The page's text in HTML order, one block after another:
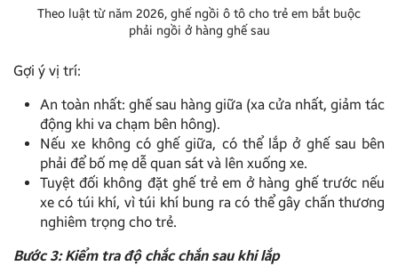
Theo luật từ năm 2026, ghế ngồi ô tô cho trẻ em bắt buộc
phải ngồi ở hàng ghế sau
Gợi ý vị trí:
An toàn nhất: ghế sau hàng giữa (xa cửa nhất, giảm tác
động khi va chạm bên hông).
Nếu xe không có ghế giữa, có thể lắp ở ghế sau bên
phải để bố mẹ dễ quan sát và lên xuống xe.
Tuyệt đối không đặt ghế trẻ em ở hàng ghế trước nếu
xe có túi khí, vì túi khí bung ra có thể gây chấn thương
nghiêm trọng cho trẻ.
Bước 3: Kiểm tra độ chắc chắn sau khi lắp